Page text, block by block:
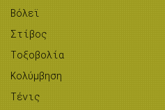
Βόλεϊ
Στίβος
Tοξοβολία
Κολύμβηση
Τένις